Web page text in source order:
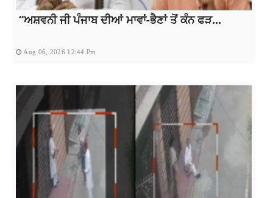
“ਅਸ਼ਵਨੀ ਜੀ ਪੰਜਾਬ ਦੀਆਂ ਮਾਵਾਂ-ਭੈਣਾਂ ਤੋਂ ਕੰਨ ਫੜ...
Aug 06, 2026 12:44 Pm